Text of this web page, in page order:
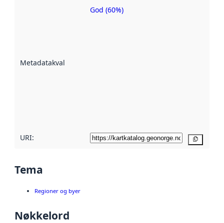
Metadatakvalitet
Metadatakvalitet
God (60%)
URI:
Tema
Regioner og byer
Nøkkelord